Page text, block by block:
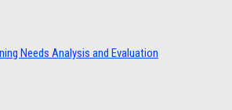
Needs Analysis and Evaluation